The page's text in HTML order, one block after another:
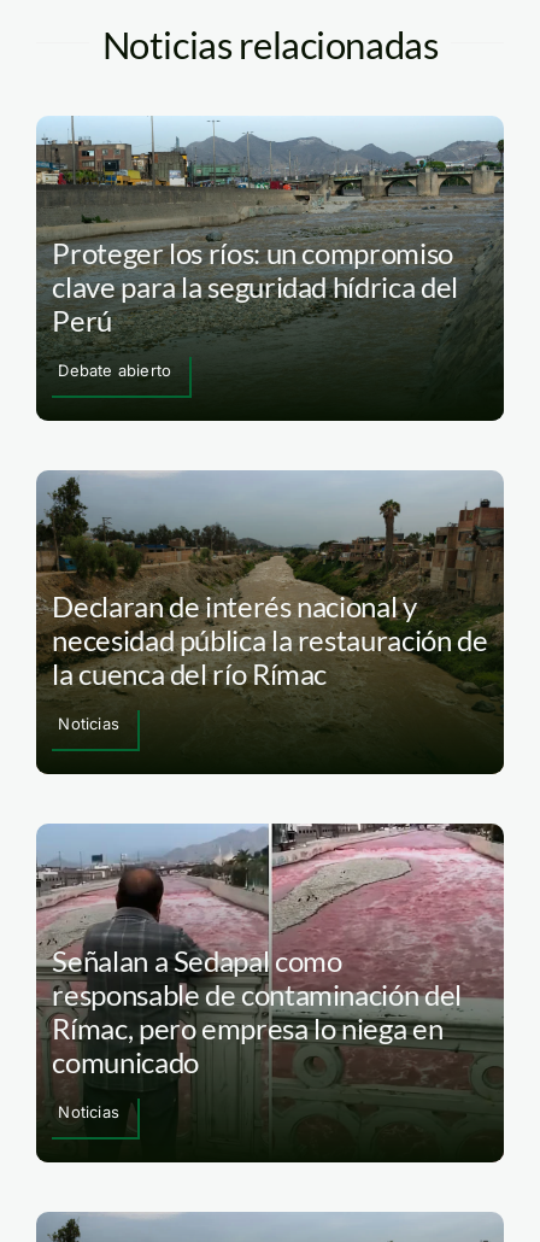
Noticias relacionadas
Proteger los ríos: un compromiso
clave para la seguridad hídrica del
Perú
Debate abierto
Declaran de interés nacional y
necesidad pública la restauración de
la cuenca del río Rímac
Noticias
Señalan a Sedapal como
responsable de contaminación del
Rímac, pero empresa lo niega en
comunicado
Noticias